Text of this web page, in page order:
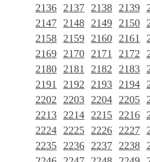
2136 2137 2138 2139
2147 2148 2149 2150
2158 2159 2160 2161
2169 2170 2171 2172
2180 2181 2182 2183
2191 2192 2193 2194
2202 2203 2204 2205
2213 2214 2215 2216
2224 2225 2226 2227
2235 2236 2237 2238